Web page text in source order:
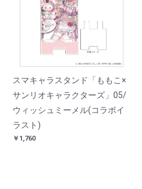
スマキャラスタンド「ももこ×
サンリオキャラクターズ」05/
ウィッシュミーメル(コラボイ
ラスト)
￥1,760